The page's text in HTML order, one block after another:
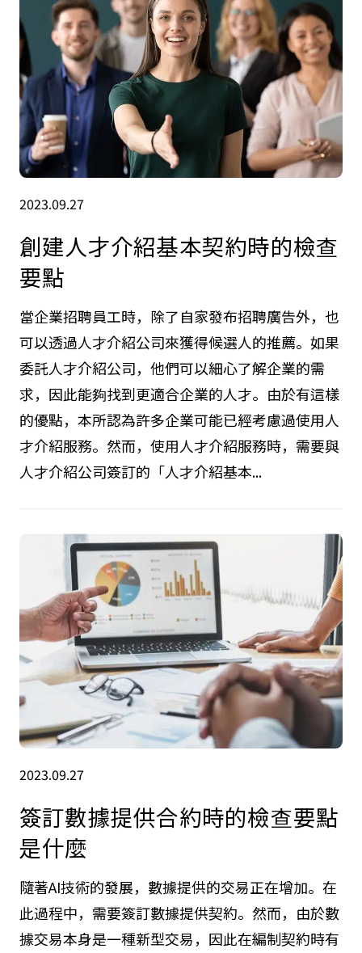
2023.09.27
創建人才介紹基本契約時的檢查
要點
當企業招聘員工時，除了自家發布招聘廣告外，也
可以透過人才介紹公司來獲得候選人的推薦。如果
委託人才介紹公司，他們可以細心了解企業的需
求，因此能夠找到更適合企業的人才。由於有這樣
的優點，本所認為許多企業可能已經考慮過使用人
才介紹服務。然而，使用人才介紹服務時，需要與
人才介紹公司簽訂的「人才介紹基本...
2023.09.27
簽訂數據提供合約時的檢查要點
是什麼
隨著AI技術的發展，數據提供的交易正在增加。在
此過程中，需要簽訂數據提供契約。然而，由於數
據交易本身是一種新型交易，因此在編制契約時有